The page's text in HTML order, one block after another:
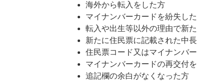
海外から転入をした方
マイナンバーカードを紛失し
転入や出生等以外の理由で新
新たに住民票に記載された中
住民票コード又はマイナンバ
マイナンバーカードの再交付
追記欄の余白がなくなった方